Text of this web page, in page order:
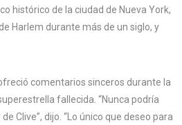
histórico de la ciudad de Nueva York,
Harlem durante más de un siglo, y
comentarios sinceros durante la
fallecida. “Nunca podría
Clive”, dijo. “Lo único que deseo para